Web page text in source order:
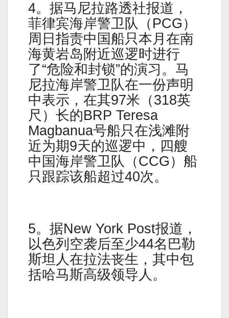
4。据马尼拉路透社报道，
菲律宾海岸警卫队（PCG）
周日指责中国船只本月在南
海黄岩岛附近巡逻时进行
了“危险和封锁”的演习。马
尼拉海岸警卫队在一份声明
中表示，在其97米（318英
尺）长的BRP Teresa
Magbanua号船只在浅滩附
近为期9天的巡逻中，四艘
中国海岸警卫队（CCG）船
只跟踪该船超过40次。
5。据New York Post报道，
以色列空袭后至少44名巴勒
斯坦人在拉法丧生，其中包
括哈马斯高级领导人。